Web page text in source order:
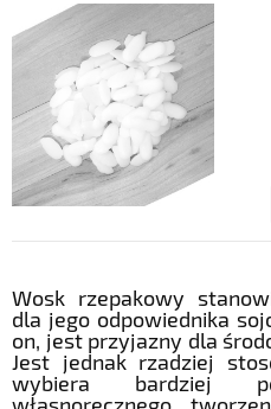
Wosk rzepakowy
dla jego odpowiednika
on, jest przyjazny dla
Jest jednak rzadziej
wybiera bardziej